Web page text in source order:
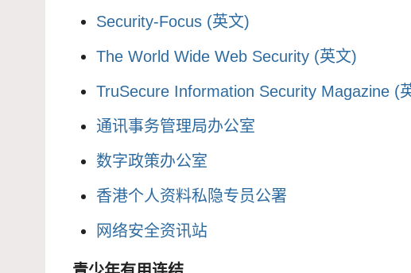
Security-Focus (英文)
The World Wide Web Security (英文)
TruSecure Information Security Magazine (
通讯事务管理局办公室
数字政策办公室
香港个人资料私隐专员公署
网络安全资讯站